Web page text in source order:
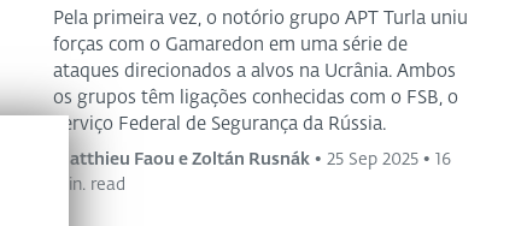
Pela primeira vez, o notório grupo APT Turla uniu
forças com o Gamaredon em uma série de
ataques direcionados a alvos na Ucrânia. Ambos
os grupos têm ligações conhecidas com o FSB, o
Serviço Federal de Segurança da Rússia.
Matthieu Faou e Zoltán Rusnák • 25 Sep 2025 •
16
min. read